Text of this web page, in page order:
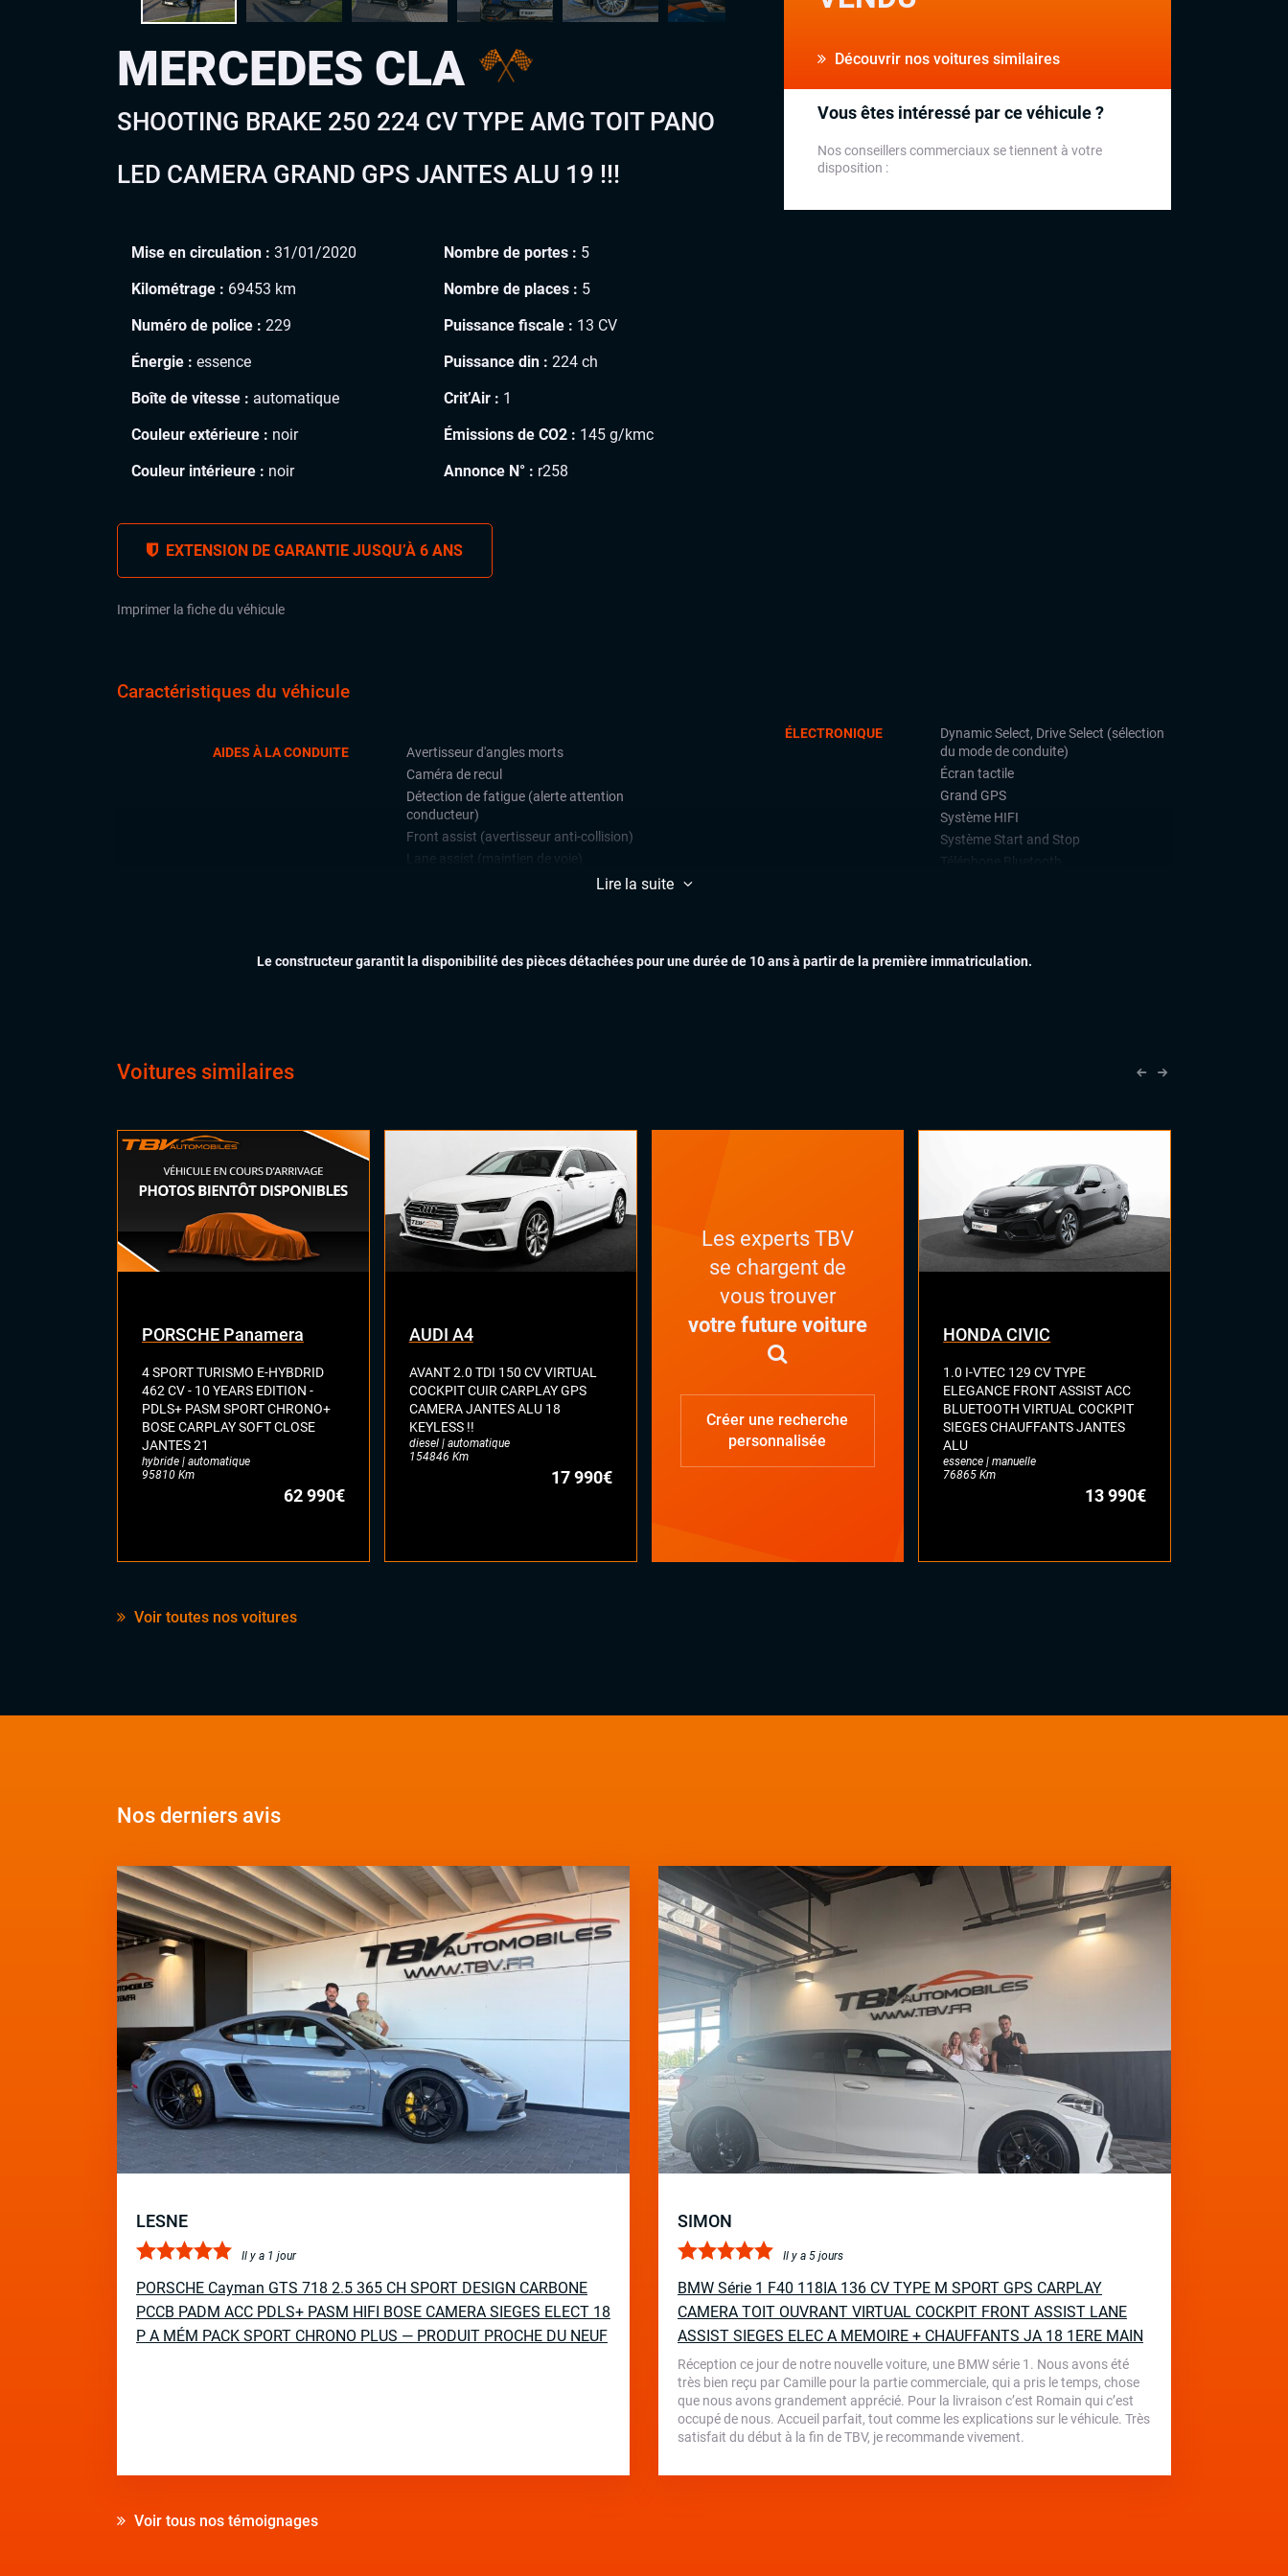
Découvrir nos voitures similaires
MERCEDES CLA
SHOOTING BRAKE 250 224 CV TYPE AMG TOIT PANO
LED CAMERA GRAND GPS JANTES ALU 19 !!!
Mise en circulation : 31/01/2020
Kilométrage : 69453 km
Numéro de police : 229
Énergie : essence
Boîte de vitesse : automatique
Couleur extérieure : noir
Couleur intérieure : noir
Nombre de portes : 5
Nombre de places : 5
Puissance fiscale : 13 CV
Puissance din : 224 ch
Crit’Air : 1
Émissions de CO2 : 145 g/kmc
Annonce N° : r258
EXTENSION DE GARANTIE JUSQU’À 6 ANS
Imprimer la fiche du véhicule
Vous êtes intéressé par ce véhicule ?
Nos conseillers commerciaux se tiennent à votre
disposition :
Caractéristiques du véhicule
AIDES À LA CONDUITE
Avertisseur d'angles morts
Caméra de recul
Détection de fatigue (alerte attention
conducteur)
Front assist (avertisseur anti-collision)
Lane assist (maintien de voie)
Volant multifonctions
ÉLECTRONIQUE
Dynamic Select, Drive Select (sélection
du mode de conduite)
Écran tactile
Grand GPS
Système HIFI
Système Start and Stop
Vitres arrières surteintées
Lire la suite
Le constructeur garantit la disponibilité des pièces détachées pour une durée de 10 ans à partir de la première immatriculation.
Voitures similaires
PORSCHE Panamera
4 SPORT TURISMO E-HYBDRID
462 CV - 10 YEARS EDITION -
PDLS+ PASM SPORT CHRONO+
BOSE CARPLAY SOFT CLOSE
JANTES 21
hybride | automatique
95810 Km
62 990€
AUDI A4
AVANT 2.0 TDI 150 CV VIRTUAL
COCKPIT CUIR CARPLAY GPS
CAMERA JANTES ALU 18
KEYLESS !!
diesel | automatique
154846 Km
17 990€
Les experts TBV
se chargent de
vous trouver
votre future voiture
Créer une recherche
personnalisée
HONDA CIVIC
1.0 I-VTEC 129 CV TYPE
ELEGANCE FRONT ASSIST ACC
BLUETOOTH VIRTUAL COCKPIT
SIEGES CHAUFFANTS JANTES
ALU
essence | manuelle
76865 Km
13 990€
Voir toutes nos voitures
Nos derniers avis
LESNE
Il y a 1 jour
PORSCHE Cayman GTS 718 2.5 365 CH SPORT DESIGN CARBONE
PCCB PADM ACC PDLS+ PASM HIFI BOSE CAMERA SIEGES ELECT 18
P A MÉM PACK SPORT CHRONO PLUS — PRODUIT PROCHE DU NEUF
SIMON
Il y a 5 jours
BMW Série 1 F40 118IA 136 CV TYPE M SPORT GPS CARPLAY
CAMERA TOIT OUVRANT VIRTUAL COCKPIT FRONT ASSIST LANE
ASSIST SIEGES ELEC A MEMOIRE + CHAUFFANTS JA 18 1ERE MAIN
Réception ce jour de notre nouvelle voiture, une BMW série 1. Nous avons été
très bien reçu par Camille pour la partie commerciale, qui a pris le temps, chose
que nous avons grandement apprécié. Pour la livraison c’est Romain qui c’est
occupé de nous. Accueil parfait, tout comme les explications sur le véhicule. Très
satisfait du début à la fin de TBV, je recommande vivement.
Voir tous nos témoignages